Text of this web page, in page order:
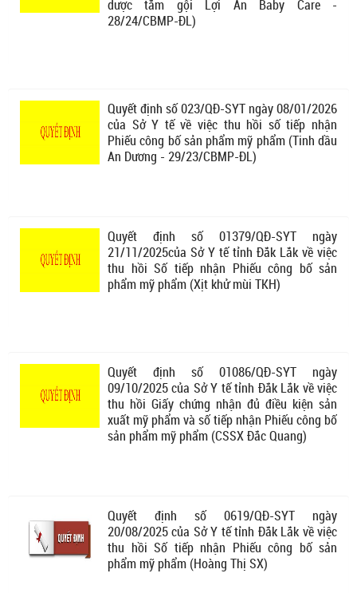
dược tắm gội Lợi An Baby Care -
28/24/CBMP-ĐL)
Quyết định số 023/QĐ-SYT ngày 08/01/2026
của Sở Y tế về việc thu hồi số tiếp nhận
Phiếu công bố sản phẩm mỹ phẩm (Tinh dầu
An Dương - 29/23/CBMP-ĐL)
Quyết định số 01379/QĐ-SYT ngày
21/11/2025của Sở Y tế tỉnh Đắk Lắk về việc
thu hồi Số tiếp nhận Phiếu công bố sản
phẩm mỹ phẩm (Xịt khử mùi TKH)
Quyết định số 01086/QĐ-SYT ngày
09/10/2025 của Sở Y tế tỉnh Đắk Lắk về việc
thu hồi Giấy chứng nhận đủ điều kiện sản
xuất mỹ phẩm và số tiếp nhận Phiếu công bố
sản phẩm mỹ phẩm (CSSX Đắc Quang)
Quyết định số 0619/QĐ-SYT ngày
20/08/2025 của Sở Y tế tỉnh Đắk Lắk về việc
thu hồi Số tiếp nhận Phiếu công bố sản
phẩm mỹ phẩm (Hoàng Thị SX)